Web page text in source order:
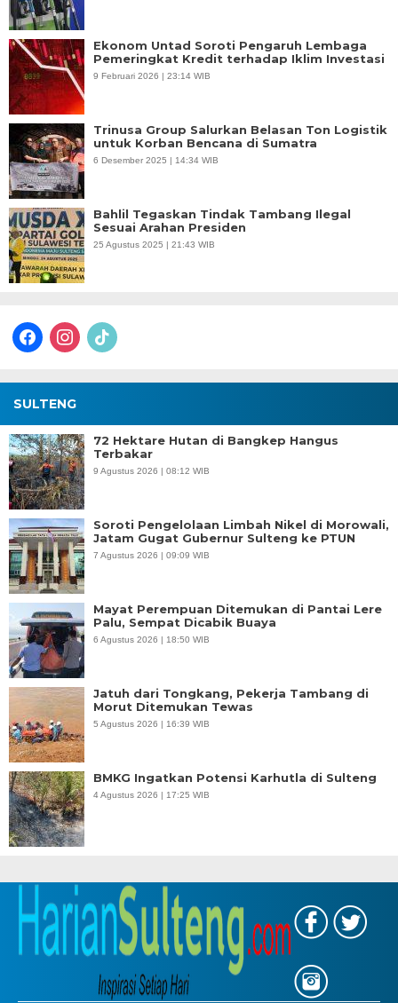
Ekonom Untad Soroti Pengaruh Lembaga
Pemeringkat Kredit terhadap Iklim Investasi
9 Februari 2026 | 23:14 WIB
Trinusa Group Salurkan Belasan Ton Logistik
untuk Korban Bencana di Sumatra
6 Desember 2025 | 14:34 WIB
Bahlil Tegaskan Tindak Tambang Ilegal
Sesuai Arahan Presiden
25 Agustus 2025 | 21:43 WIB
facebookinstagram
tiktok
SULTENG
72 Hektare Hutan di Bangkep Hangus
Terbakar
9 Agustus 2026 | 08:12 WIB
Soroti Pengelolaan Limbah Nikel di Morowali,
Jatam Gugat Gubernur Sulteng ke PTUN
7 Agustus 2026 | 09:09 WIB
Mayat Perempuan Ditemukan di Pantai Lere
Palu, Sempat Dicabik Buaya
6 Agustus 2026 | 18:50 WIB
Jatuh dari Tongkang, Pekerja Tambang di
Morut Ditemukan Tewas
5 Agustus 2026 | 16:39 WIB
BMKG Ingatkan Potensi Karhutla di Sulteng
4 Agustus 2026 | 17:25 WIB